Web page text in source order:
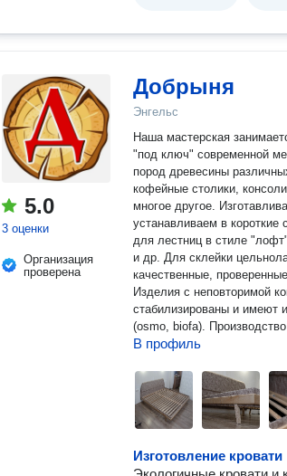
5.0
3 оценки
Организация
проверена
Добрыня
Энгельс
Наша мастерская
"под ключ" современной
пород древесины
кофейные столики,
многое другое. Изготавливаем по размерам заказчика и
устанавливаем в короткие
для лестниц в стиле
и др. Для склейки
качественные,
Изделия с неповторимой
стабилизированы и имеют
(osmo, biofa).
В профиль
Изготовление кровати